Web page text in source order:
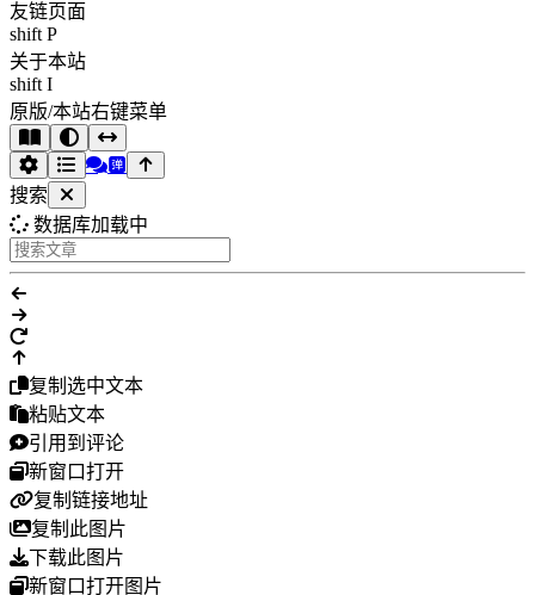
友链页面
shift P
关于本站
shift I
原版/本站右键菜单
搜索
数据库加载中
复制选中文本
粘贴文本
引用到评论
新窗口打开
复制链接地址
复制此图片
下载此图片
新窗口打开图片